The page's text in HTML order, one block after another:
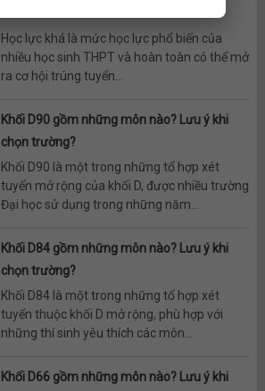
Học lực khá là mức học lực phổ biến của
nhiều học sinh THPT và hoàn toàn có thể mở
ra cơ hội trúng tuyển...
Khối D90 gồm những môn nào? Lưu ý khi
chọn trường?
Khối D90 là một trong những tổ hợp xét
tuyển mở rộng của khối D, được nhiều trường
Đại học sử dụng trong những năm...
Khối D84 gồm những môn nào? Lưu ý khi
chọn trường?
Khối D84 là một trong những tổ hợp xét
tuyển thuộc khối D mở rộng, phù hợp với
những thí sinh yêu thích các môn...
Khối D66 gồm những môn nào? Lưu ý khi